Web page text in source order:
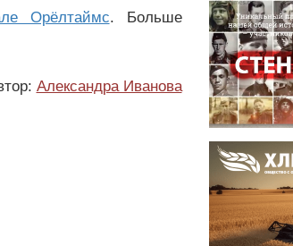
Орёлтаймс. Больше
Александра Иванова